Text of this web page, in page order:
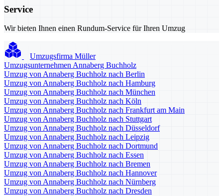
Service
Wir bieten Ihnen einen Rundum-Service für Ihren Umzug
Umzugsfirma Müller
Umzugsunternehmen Annaberg Buchholz
Umzug von Annaberg Buchholz nach Berlin
Umzug von Annaberg Buchholz nach Hamburg
Umzug von Annaberg Buchholz nach München
Umzug von Annaberg Buchholz nach Köln
Umzug von Annaberg Buchholz nach Frankfurt am Main
Umzug von Annaberg Buchholz nach Stuttgart
Umzug von Annaberg Buchholz nach Düsseldorf
Umzug von Annaberg Buchholz nach Leipzig
Umzug von Annaberg Buchholz nach Dortmund
Umzug von Annaberg Buchholz nach Essen
Umzug von Annaberg Buchholz nach Bremen
Umzug von Annaberg Buchholz nach Hannover
Umzug von Annaberg Buchholz nach Nürnberg
Umzug von Annaberg Buchholz nach Dresden